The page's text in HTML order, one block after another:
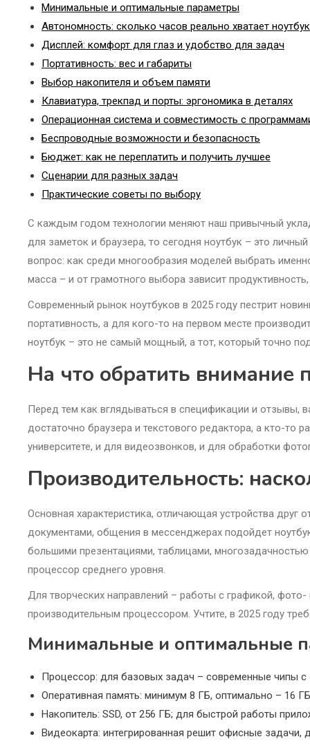
Минимальные и оптимальные параметры
Автономность: сколько часов реально хватает
Дисплей: комфорт для глаз и удобство для задач
Портативность: вес и габариты
Выбор накопителя и объем памяти
Клавиатура, трекпад и порты: эргономика в деталях
Операционная система и совместимость с
Беспроводные возможности и безопасность
Бюджет: как не переплатить и получить лучшее
Сценарии для разных задач
Практические советы по выбору
С каждым годом технологии меняют наш привычный
для заметок и браузера, то сегодня ноутбук – это
вопрос: как среди многообразия моделей выбрать
масса – и от грамотного выбора зависит
Современный рынок ноутбуков в 2025 году пестрит
портативность, а для кого-то на первом месте
ноутбук – это не самый мощный, а тот, который точно
На что обратить внимание
Перед тем как вглядываться в спецификации и отзывы,
достаточно браузера и текстового редактора, а кто-то
университете, и для видеозвонков, и для обработки
Производительность:
Основная характеристика, отличающая устройства
документами, общения в мессенджерах подойдет
большими презентациями, таблицами,
процессор среднего уровня.
Для творческих направлений – работы с графикой,
производительным процессором. Учтите, в 2025 году
Минимальные и оптимальные
Процессор: для базовых задач – современные чипы
Оперативная память: минимум 8 ГБ, оптимально – 16 ГБ
Накопитель: SSD, от 256 ГБ; для быстрой работы
Видеокарта: интегрированная решит офисные задачи,